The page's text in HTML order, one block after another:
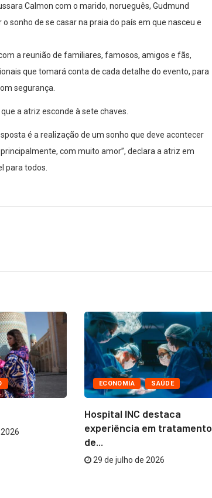
Calmon com o marido, norueguês, Gudmund
sonho de se casar na praia do país em que nasceu e
a reunião de familiares, famosos, amigos e fãs,
que tomará conta de cada detalhe do evento, para
segurança.
a atriz esconde à sete chaves.
é a realização de um sonho que deve acontecer
com muito amor”, declara a atriz em
para todos.
ECONOMIA SAÚDE
Hospital INC destaca
experiência em tratamento
de...
29 de julho de 2026